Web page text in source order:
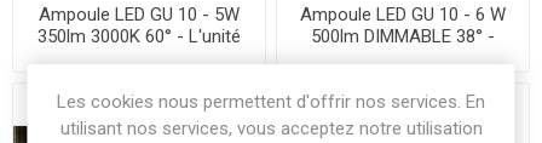
Ampoule LED GU 10 - 5W
350lm 3000K 60° - L'unité
Ampoule LED GU 10 - 6 W
500lm DIMMABLE 38° -
Les cookies nous permettent d'offrir nos services. En
utilisant nos services, vous acceptez notre utilisation